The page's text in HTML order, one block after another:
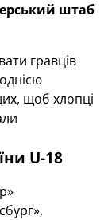
штаб
гравців
щоб хлопці
U-18